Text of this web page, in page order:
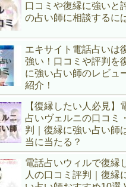
口コミや復縁に強いと
の占い師に相談するに
エキサイト電話占いは
強い！口コミや評判を
に強い占い師のレビュ
紹介！
【復縁したい人必見】
占いヴェルニの口コミ
判｜復縁に強い占い師
当に当たる？
電話占いウィルで復縁
人の口コミ評判｜復縁